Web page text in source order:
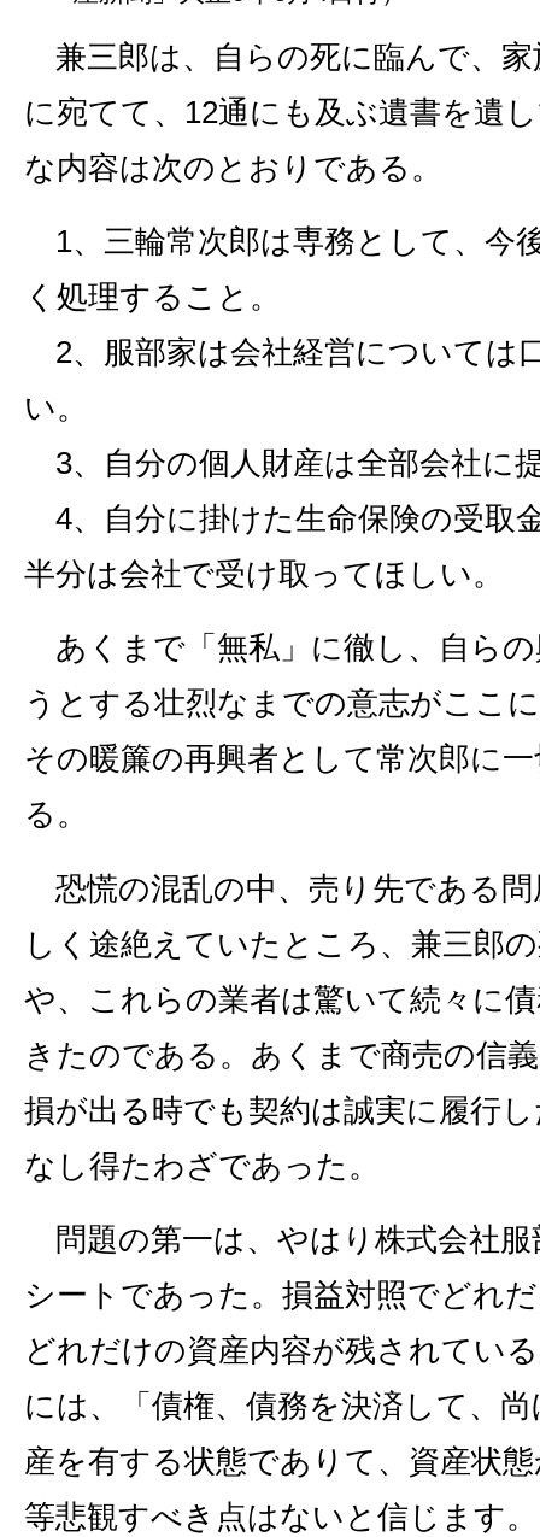
兼三郎は、自らの死に臨んで、家
に宛てて、12通にも及ぶ遺書を遺
な内容は次のとおりである。
1、三輪常次郎は専務として、今
く処理すること。
2、服部家は会社経営については
い。
3、自分の個人財産は全部会社に
4、自分に掛けた生命保険の受取
半分は会社で受け取ってほしい。
あくまで「無私」に徹し、自ら
うとする壮烈なまでの意志がここ
その暖簾の再興者として常次郎に
る。
恐慌の混乱の中、売り先である
しく途絶えていたところ、兼三郎
や、これらの業者は驚いて続々に
きたのである。あくまで商売の信
損が出る時でも契約は誠実に履行
なし得たわざであった。
問題の第一は、やはり株式会社
シートであった。損益対照でどれ
どれだけの資産内容が残されてい
には、「債権、債務を決済して、
産を有する状態でありて、資産状
等悲観すべき点はないと信じます